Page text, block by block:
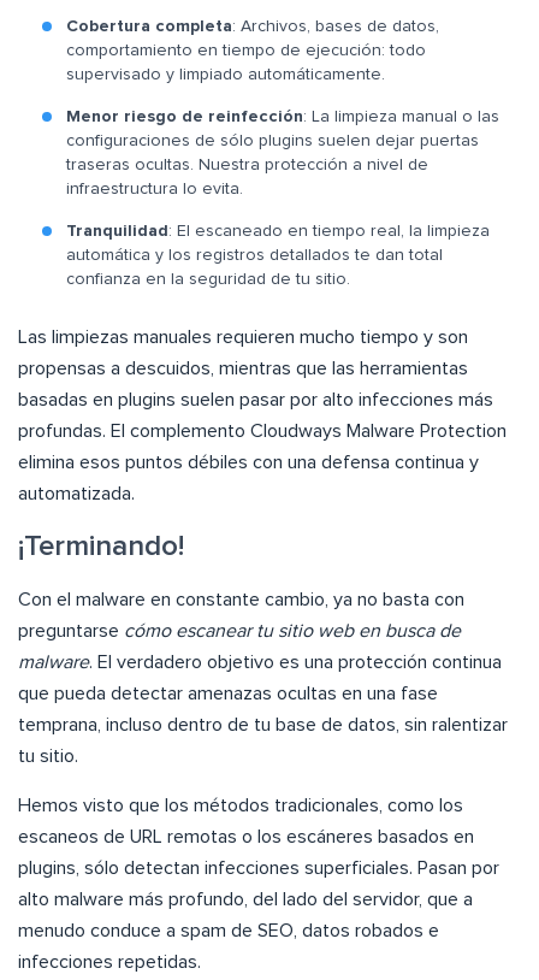
Cobertura completa: Archivos, bases de datos,
comportamiento en tiempo de ejecución: todo
supervisado y limpiado automáticamente.
Menor riesgo de reinfección: La limpieza manual o las
configuraciones de sólo plugins suelen dejar puertas
traseras ocultas. Nuestra protección a nivel de
infraestructura lo evita.
Tranquilidad : El escaneado en tiempo real, la limpieza
automática y los registros detallados te dan total
confianza en la seguridad de tu sitio.
Las limpiezas manuales requieren mucho tiempo y son
propensas a descuidos, mientras que las herramientas
basadas en plugins suelen pasar por alto infecciones más
profundas. El complemento Cloudways Malware Protection
elimina esos puntos débiles con una defensa continua y
automatizada.
¡Terminando!
Con el malware en constante cambio, ya no basta con
preguntarse cómo escanear tu sitio web en busca de
malware. El verdadero objetivo es una protección continua
que pueda detectar amenazas ocultas en una fase
temprana, incluso dentro de tu base de datos, sin ralentizar
tu sitio.
Hemos visto que los métodos tradicionales, como los
escaneos de URL remotas o los escáneres basados en
plugins, sólo detectan infecciones superficiales. Pasan por
alto malware más profundo, del lado del servidor, que a
menudo conduce a spam de SEO, datos robados e
infecciones repetidas.